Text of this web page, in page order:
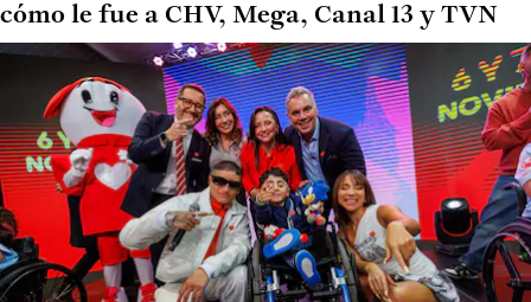
cómo le fue a CHV, Mega, Canal 13 y TVN